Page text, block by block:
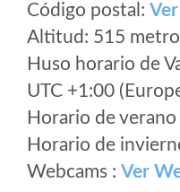
Código postal:
Altitud: 515
Huso horario de
UTC +1:00
Horario de
Horario de
Webcams : Ver